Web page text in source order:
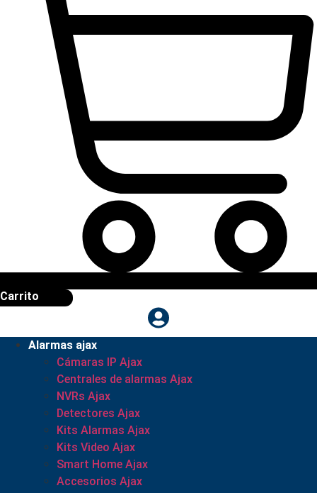
Carrito
Alarmas ajax
Cámaras IP Ajax
Centrales de alarmas Ajax
NVRs Ajax
Detectores Ajax
Kits Alarmas Ajax
Kits Video Ajax
Smart Home Ajax
Accesorios Ajax